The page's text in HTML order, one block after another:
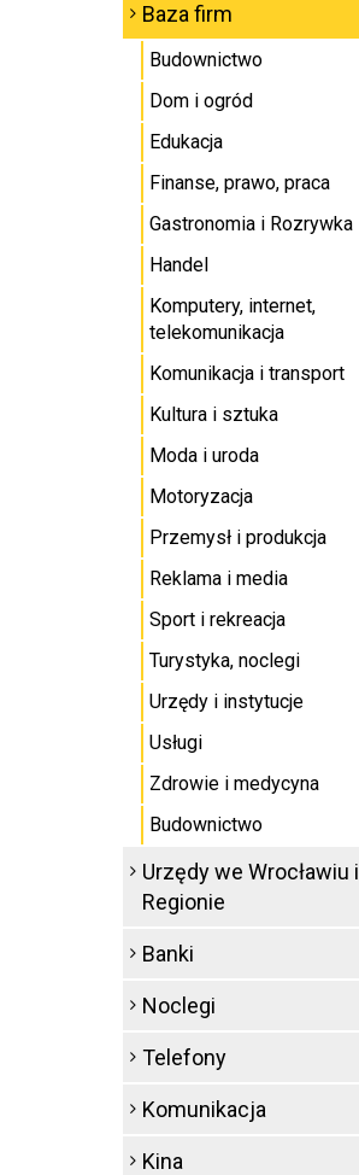
Baza firm
Budownictwo
Dom i ogród
Edukacja
Finanse, prawo, praca
Gastronomia i Rozrywka
Handel
Komputery, internet,
telekomunikacja
Komunikacja i transport
Kultura i sztuka
Moda i uroda
Motoryzacja
Przemysł i produkcja
Reklama i media
Sport i rekreacja
Turystyka, noclegi
Urzędy i instytucje
Usługi
Zdrowie i medycyna
Budownictwo
Urzędy we Wrocławiu i
Regionie
Banki
Noclegi
Telefony
Komunikacja
Kina